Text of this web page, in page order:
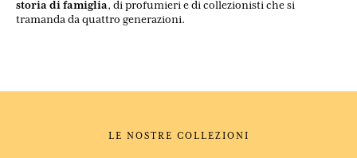
storia di famiglia, di profumieri e di collezionisti che si
tramanda da quattro generazioni.
LE NOSTRE COLLEZIONI